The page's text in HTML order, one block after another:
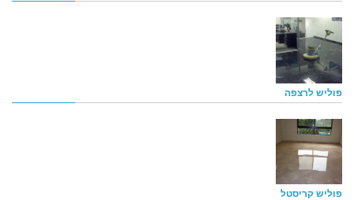
פוליש לרצפה
פוליש קריסטל